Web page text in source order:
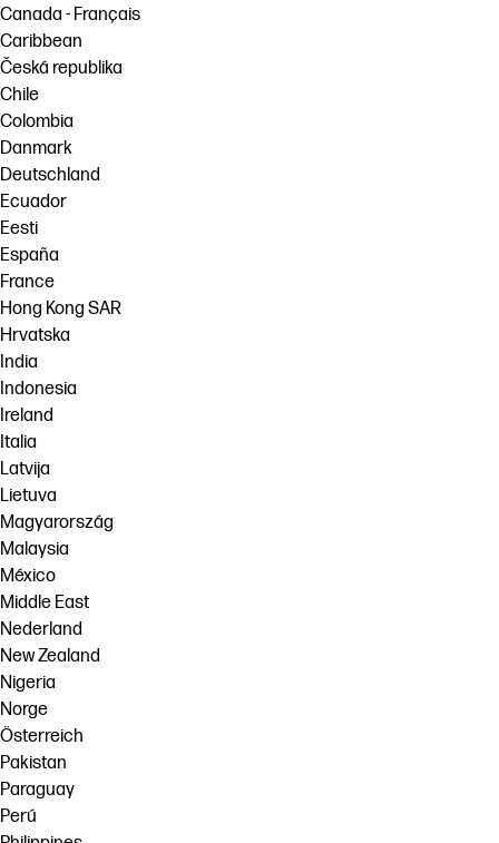
Canada - Français
Caribbean
Česká republika
Chile
Colombia
Danmark
Deutschland
Ecuador
Eesti
España
France
Hong Kong SAR
Hrvatska
India
Indonesia
Ireland
Italia
Latvija
Lietuva
Magyarország
Malaysia
México
Middle East
Nederland
New Zealand
Nigeria
Norge
Österreich
Pakistan
Paraguay
Perú